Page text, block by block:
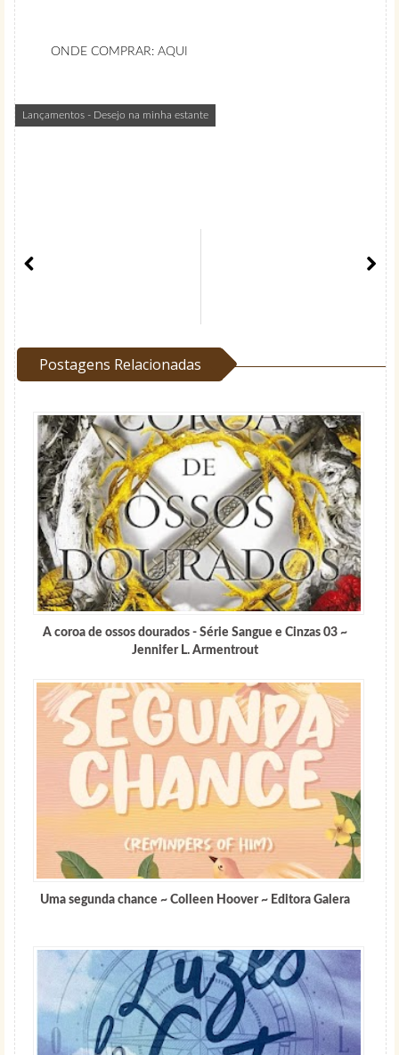
Lançamentos - Desejo na minha estante
ONDE COMPRAR: AQUI
Postagens Relacionadas
A coroa de ossos dourados - Série Sangue e Cinzas 03 ~
Jennifer L. Armentrout
Uma segunda chance ~ Colleen Hoover ~ Editora ‏Galera